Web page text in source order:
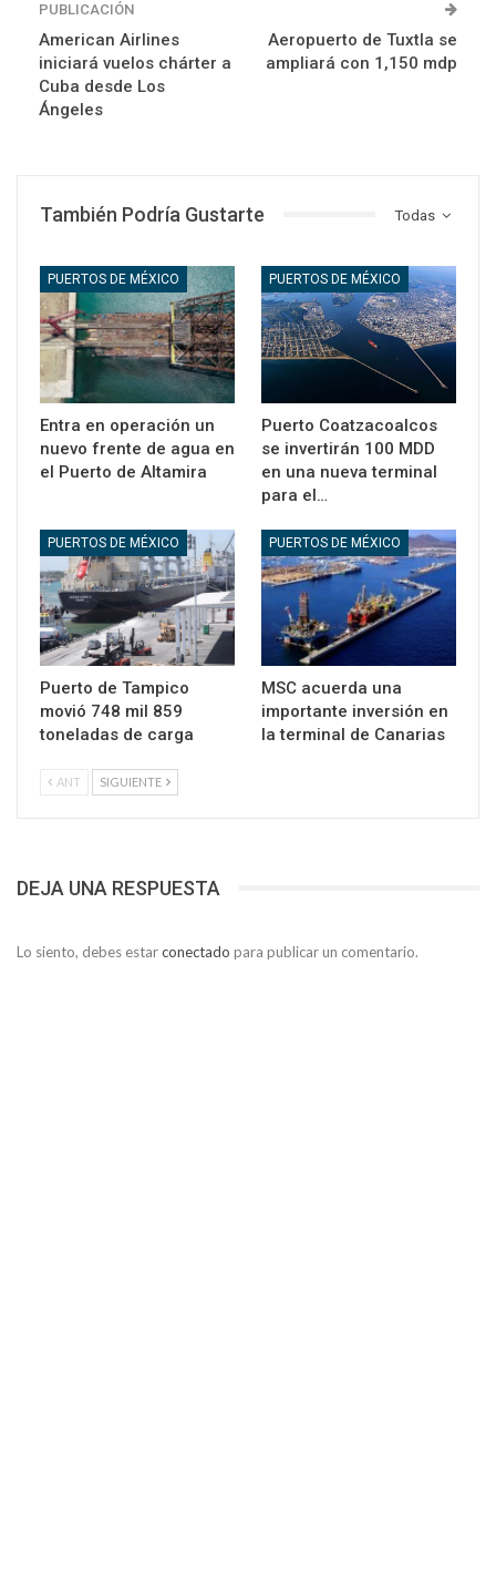
PUBLICACIÓN
American Airlines
iniciará vuelos chárter a
Cuba desde Los
Ángeles
Aeropuerto de Tuxtla se
ampliará con 1,150 mdp
Todas
También Podría Gustarte
PUERTOS DE MÉXICO
Entra en operación un
nuevo frente de agua en
el Puerto de Altamira
PUERTOS DE MÉXICO
Puerto Coatzacoalcos
se invertirán 100 MDD
en una nueva terminal
para el…
PUERTOS DE MÉXICO
Puerto de Tampico
movió 748 mil 859
toneladas de carga
PUERTOS DE MÉXICO
MSC acuerda una
importante inversión en
la terminal de Canarias
ANT SIGUIENTE
DEJA UNA RESPUESTA
Lo siento, debes estarconectado para publicar un comentario.